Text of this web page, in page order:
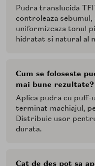
Pudra translucida
controleaza
uniformizeaza tonul
hidratat si natural al
Cum se foloseste
mai bune rezultate?
Aplica pudra cu puff-
terminat machiajul,
Distribuie usor
durata.
Cat de des pot sa